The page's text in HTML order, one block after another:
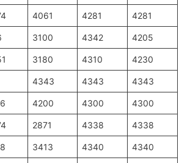
4061 4281 4281
3100 4342 4205
3180 4310 4230
4343 4343 4343
4200 4300 4300
2871 4338 4338
3413 4340 4340